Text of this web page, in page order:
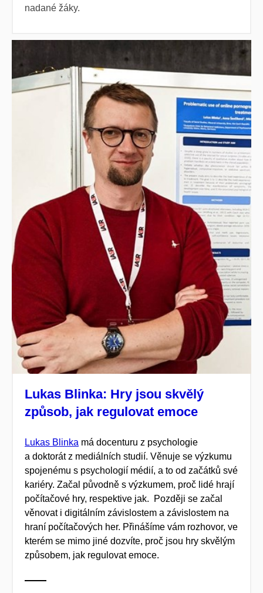
nadané žáky.
Lukas Blinka: Hry jsou skvělý
způsob, jak regulovat emoce
Lukas Blinka má docenturu z psychologie
a doktorát z mediálních studií. Věnuje se výzkumu
spojenému s psychologií médií, a to od začátků své
kariéry. Začal původně s výzkumem, proč lidé hrají
počítačové hry, respektive jak. Později se začal
věnovat i digitálním závislostem a závislostem na
hraní počítačových her. Přinášíme vám rozhovor, ve
kterém se mimo jiné dozvíte, proč jsou hry skvělým
způsobem, jak regulovat emoce.